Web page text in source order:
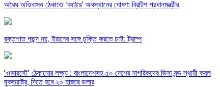
অবৈধ অভিবাসন ঠেকাতে ‘কঠোর’ অবস্থানের ঘোষণা ব্রিটিশ প্রধানমন্ত্রীর
রক্তপাত পছন্দ নয়, ইরানের সঙ্গে চুক্তি করতে চাই: ট্রাম্প
‘ওভারস্টে’ ঠেকানোর লক্ষ্য : বাংলাদেশসহ ৫০ দেশের নাগরিকদের ভিসা বন্ড স্থায়ী করল
যুক্তরাষ্ট্র, দিতে হবে ২০ হাজার ডলার